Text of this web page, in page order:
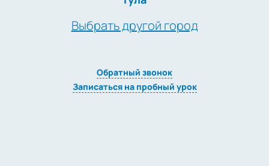
Выбрать другой город
Обратный звонок
Записаться на пробный урок